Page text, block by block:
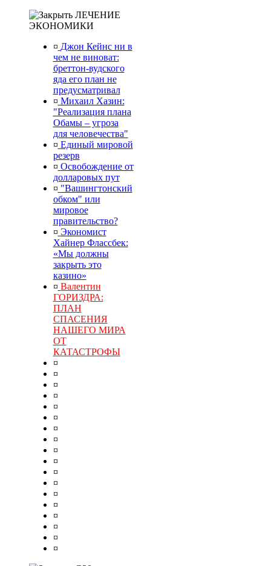
ЛЕЧЕНИЕ
ЭКОНОМИКИ
¤ Джон Кейнс ни в
чем не виноват:
бреттон-вудского
яда его план не
предусматривал
¤ Михаил Хазин:
"Реализация плана
Обамы – угроза
для человечества"
¤ Единый мировой
резерв
¤ Освобождение от
долларовых пут
¤ "Вашингтонский
обком" или
мировое
правительство?
¤ Экономист
Хайнер Флассбек:
«Мы должны
закрыть это
казино»
¤ Валентин
ГОРИЗДРА:
ПЛАН
СПАСЕНИЯ
НАШЕГО МИРА
ОТ
КАТАСТРОФЫ
¤
¤
¤
¤
¤
¤
¤
¤
¤
¤
¤
¤
¤
¤
¤
¤
¤
¤